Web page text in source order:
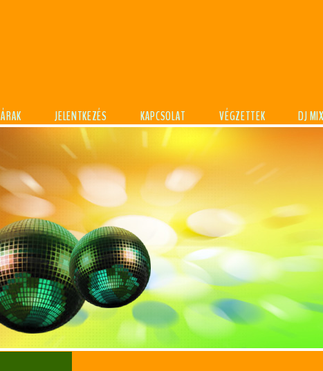
ÁRAK JELENTKEZÉS KAPCSOLAT VÉGZETTEK DJ
DJTANFOLYAM
Alapoktól